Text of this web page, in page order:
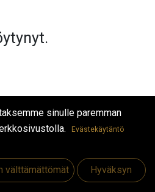
sinulle paremman
Evästekäytäntö
välttämättömät Hyväksyn